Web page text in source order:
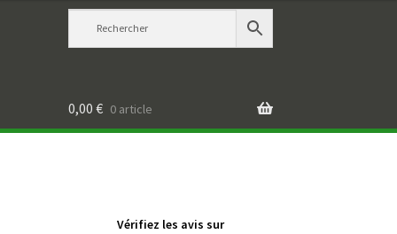
0,00 € 0 article
Vérifiez les avis sur